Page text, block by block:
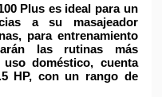
Plus es ideal para un
a su masajeador
, para entrenamiento
las rutinas más
doméstico, cuenta
HP, con un rango de